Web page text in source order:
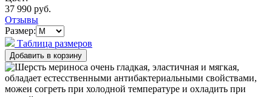
37 990 руб.
Отзывы
Размер:
Таблица размеров